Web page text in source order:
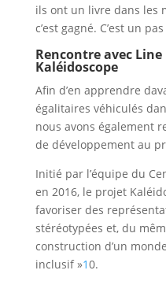
ils ont un livre dans les
c’est gagné. C’est un
Rencontre avec
Kaléidoscope
Afin d’en apprendre
égalitaires véhiculés
nous avons également
de développement au
Initié par l’équipe du
en 2016, le projet
favoriser des
stéréotypées et, du
construction d’un
inclusif »10.